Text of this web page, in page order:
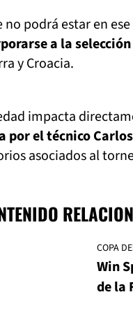
no podrá estar en
a la
y Croacia.
impacta
por el técnico
asociados al
COPA
Win
de la